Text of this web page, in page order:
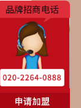
上海
四川省
新疆
云南省
浙江省